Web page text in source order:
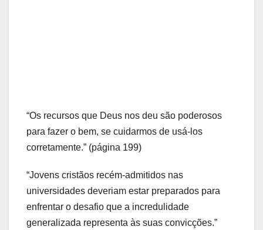
“Os recursos que Deus nos deu são poderosos
para fazer o bem, se cuidarmos de usá-los
corretamente.” (página 199)
“Jovens cristãos recém-admitidos nas
universidades deveriam estar preparados para
enfrentar o desafio que a incredulidade
generalizada representa às suas convicções.”